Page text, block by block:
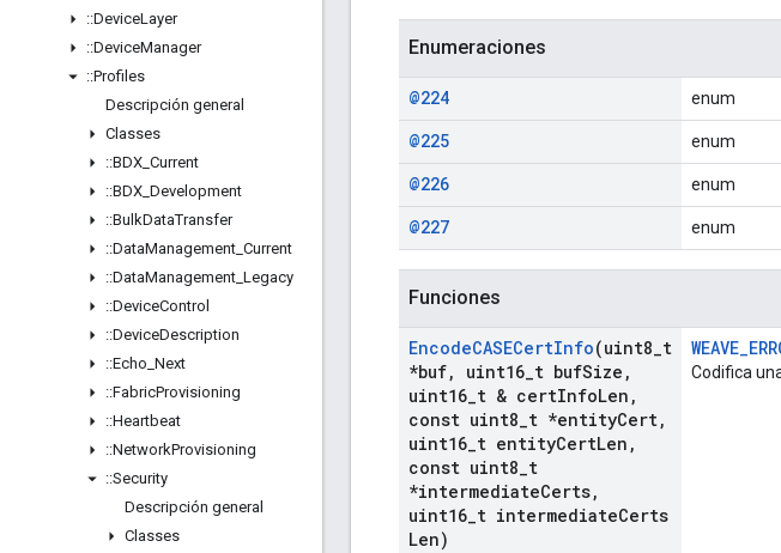
::DeviceLayer
::DeviceManager
::Profiles
Descripción general
Classes
::BDX Current
::BDX Development
::BulkDataTransfer
::DataManagement Current
::DataManagement Legacy
::DeviceControl
::DeviceDescription
::Echo Next
::FabricProvisioning
::Heartbeat
::NetworkProvisioning
::Security
Descripción general
Classes
Enumeraciones
@224 enum
@225 enum
@226 enum
@227 enum
Funciones
EncodeCASECertInfo(uint8 t
*buf, uint16 t bufSize ,
uint16 t & certInfoLen ,
const uint8 t *entityCert,
uint16 t entityCertLen ,
const uint8 t
*intermediateCerts,
uint16 t intermediateCerts
Len)
Codifica